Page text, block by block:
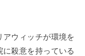
ウィッチが環境を
殺意を持っている